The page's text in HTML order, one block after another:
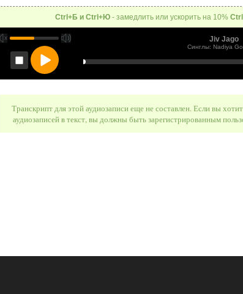
Ctrl+Б и Ctrl+Ю- замедлить или ускорить на 10%
Транскрипт для этой аудиозаписи еще не составлен. Если вы
аудиозаписей в текст, вы должны быть зарегистрированным